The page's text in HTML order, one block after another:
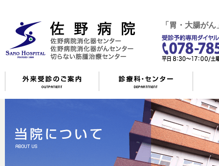
「胃・大腸が